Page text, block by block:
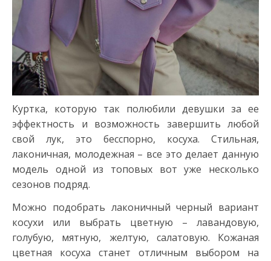
Куртка, которую так полюбили девушки за ее
эффектность и возможность завершить любой
свой лук, это бесспорно, косуха. Стильная,
лаконичная, молодежная – все это делает данную
модель одной из топовых вот уже несколько
сезонов подряд.
Можно подобрать лаконичный черный вариант
косухи или выбрать цветную – лавандовую,
голубую, мятную, желтую, салатовую. Кожаная
цветная косуха станет отличным выбором на